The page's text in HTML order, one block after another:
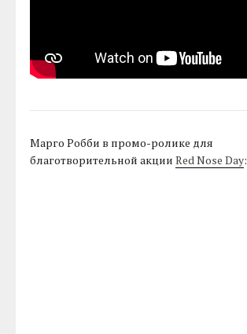
Марго Робби в промо-ролике для
благотворительной акцииRed Nose Day: